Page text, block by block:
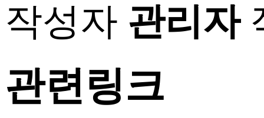
작성자 관리자
관련링크